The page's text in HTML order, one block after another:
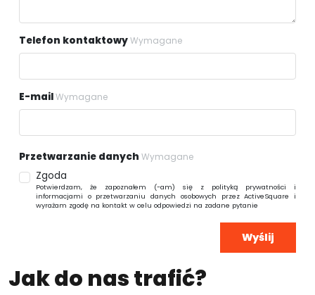
Telefon kontaktowyWymagane
E-mailWymagane
Przetwarzanie danych Wymagane
Zgoda
Jak do nas trafić?